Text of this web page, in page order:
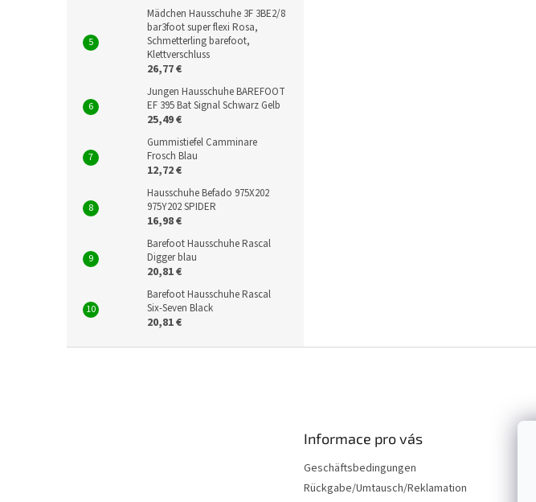
Mädchen Hausschuhe 3F 3BE2/8
bar3foot super flexi Rosa,
Schmetterling barefoot,
Klettverschluss
26,77 €
Jungen Hausschuhe BAREFOOT
EF 395 Bat Signal Schwarz Gelb
25,49 €
Gummistiefel Camminare
Frosch Blau
12,72 €
Hausschuhe Befado 975X202
975Y202 SPIDER
16,98 €
Barefoot Hausschuhe Rascal
Digger blau
20,81 €
Barefoot Hausschuhe Rascal
Six-Seven Black
20,81 €
Informace pro vás
Geschäftsbedingungen
Rückgabe/Umtausch/Reklamation